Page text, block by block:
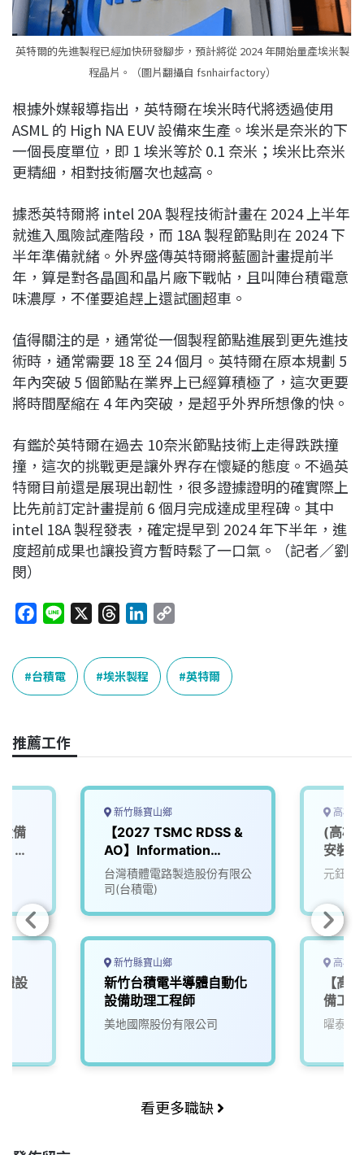
英特爾的先進製程已經加快研發腳步，預計將從 2024 年開始量產埃米製
程晶片。（圖片翻攝自 fsnhairfactory）
根據外媒報導指出，英特爾在埃米時代將透過使用
ASML 的 High NA EUV 設備來生產。埃米是奈米的下
一個長度單位，即 1 埃米等於 0.1 奈米；埃米比奈米
更精細，相對技術層次也越高。
據悉英特爾將 intel 20A 製程技術計畫在 2024 上半年
就進入風險試產階段，而 18A 製程節點則在 2024 下
半年準備就緒。外界盛傳英特爾將藍圖計畫提前半
年，算是對各晶圓和晶片廠下戰帖，且叫陣台積電意
味濃厚，不僅要追趕上還試圖超車。
值得關注的是，通常從一個製程節點進展到更先進技
術時，通常需要 18 至 24 個月。英特爾在原本規劃 5
年內突破 5 個節點在業界上已經算積極了，這次更要
將時間壓縮在 4 年內突破，是超乎外界所想像的快。
有鑑於英特爾在過去 10奈米節點技術上走得跌跌撞
撞，這次的挑戰更是讓外界存在懷疑的態度。不過英
特爾目前還是展現出韌性，很多證據證明的確實際上
比先前訂定計畫提前 6 個月完成達成里程碑。其中
intel 18A 製程發表，確定提早到 2024 年下半年，進
度超前成果也讓投資方暫時鬆了一口氣。（記者／劉
閔）
c
e
b
o
k
n
e
r
e
a
n
k
e
n
p
y
L
k
台積電 埃米製程 英特爾
推薦工作
備
設
新竹縣寶山鄉
【2027 TSMC RDSS &
AO】Information
Technology (IT)
台灣積體電路製造股份有限公
司(台積電)
新竹縣寶山鄉
新竹台積電半導體自動化
設備助理工程師
美地國際股份有限公司
高雄
(高雄-
安裝
元鈺自
高雄
【高
備工
曜泰科
看更多職缺